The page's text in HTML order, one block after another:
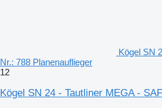
Kögel SN
Nr.: 788 Planenauflieger
12
Kögel SN 24 - Tautliner MEGA -